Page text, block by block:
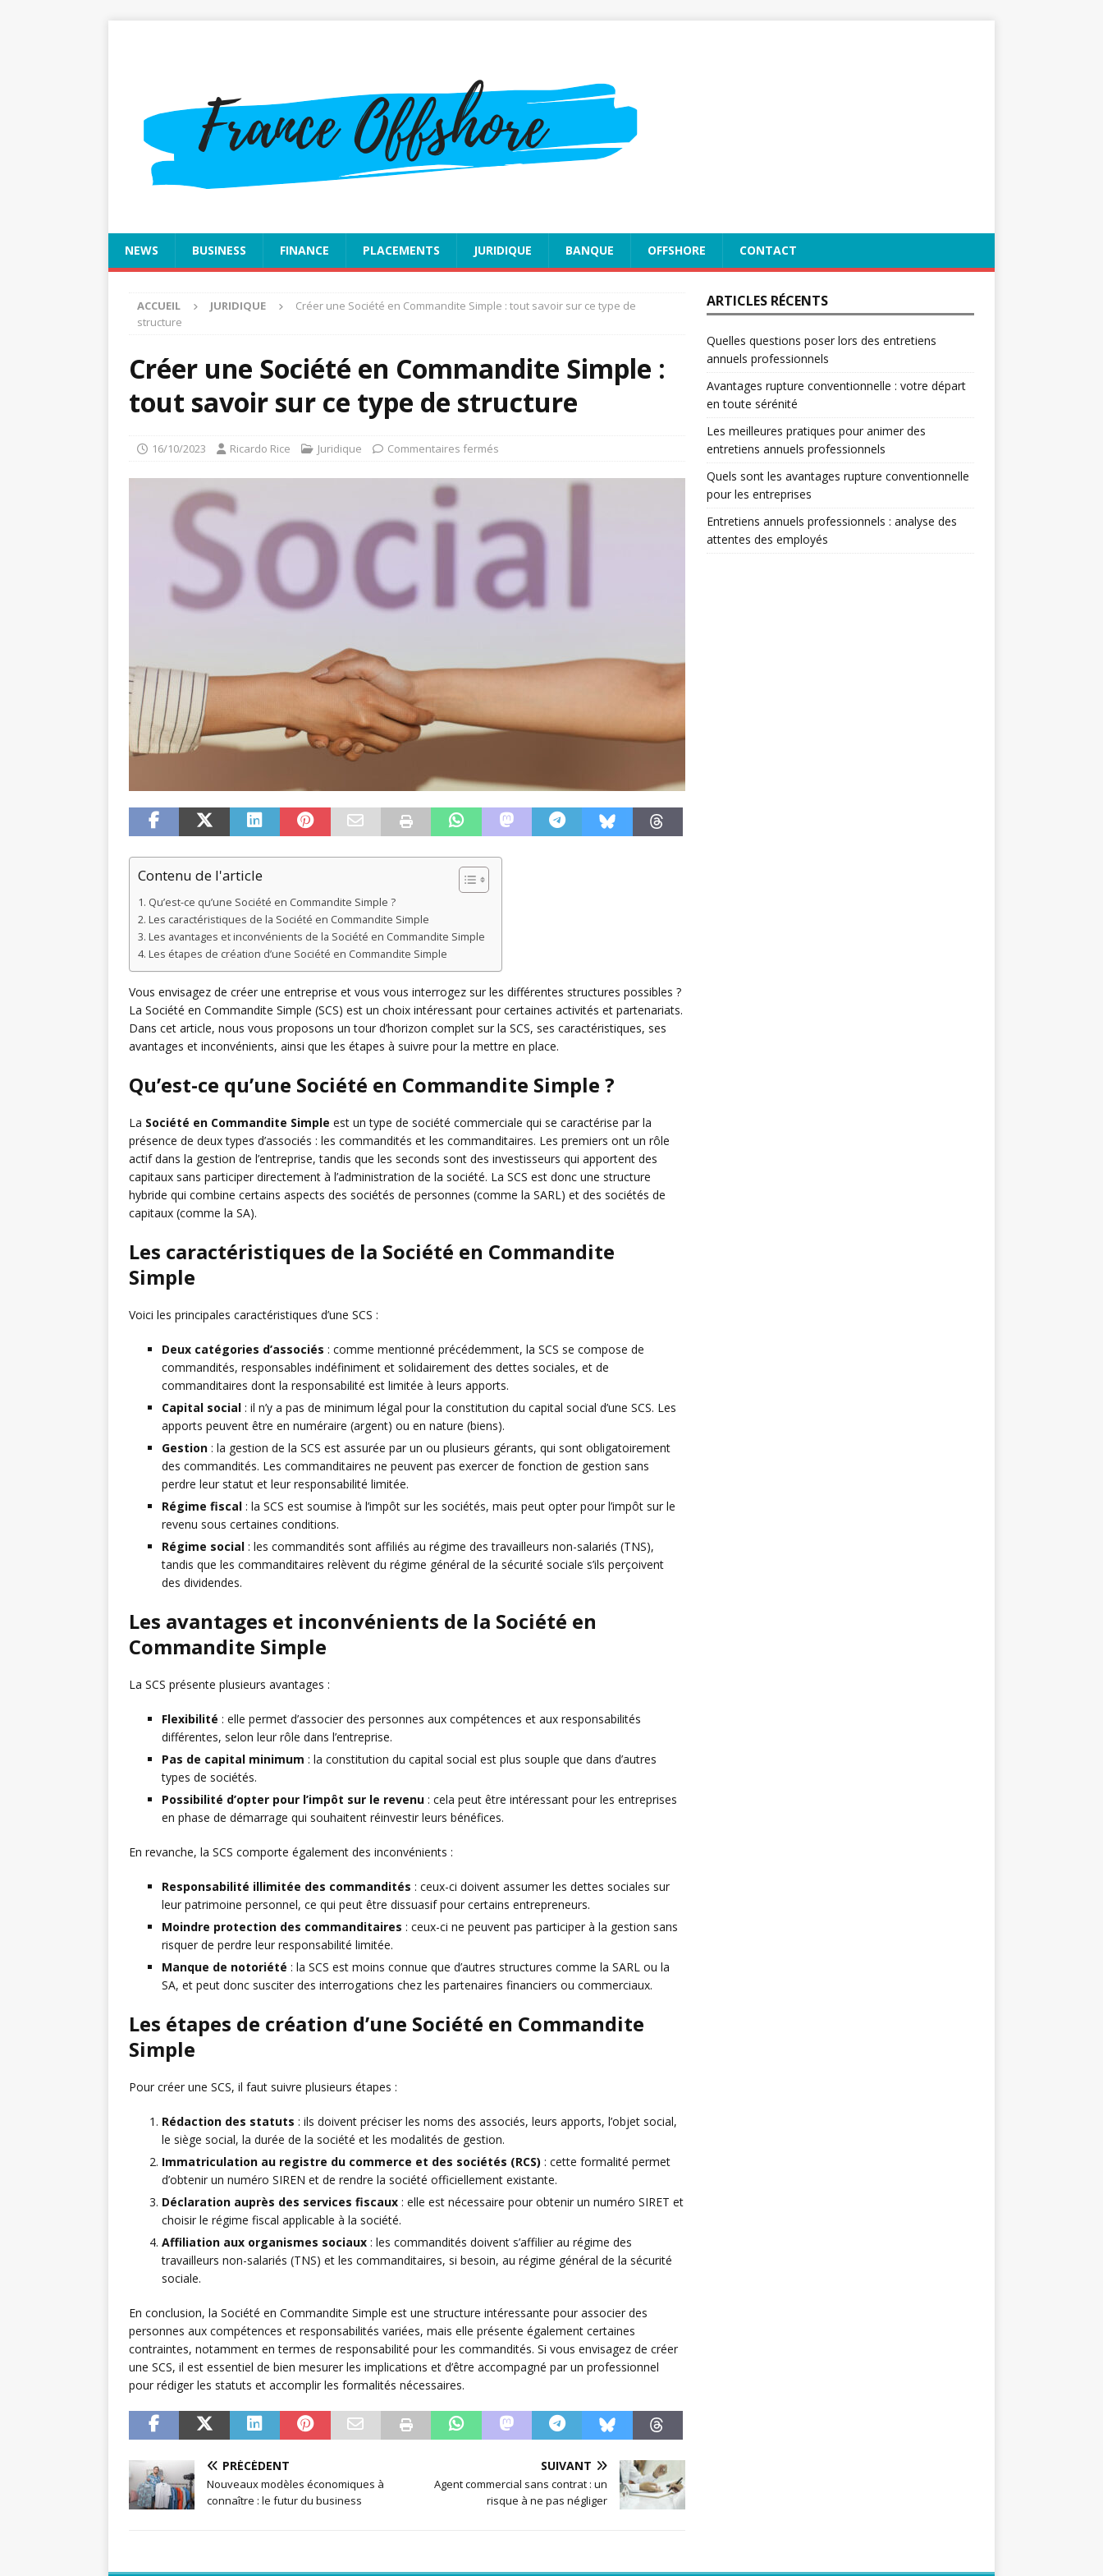
NEWS BUSINESS FINANCE PLACEMENTS JURIDIQUE BANQUE OFFSHORE CONTACT
ACCUEIL JURIDIQUE
Créer une Société en Commandite Simple : tout savoir sur ce type de
structure
Créer une Société en Commandite Simple :
tout savoir sur ce type de structure
16/10/2023 Ricardo Rice Juridique Commentaires fermés
Contenu de l'article
Qu’est-ce qu’une Société en Commandite Simple ?
Les caractéristiques de la Société en Commandite Simple
Les avantages et inconvénients de la Société en Commandite Simple
Les étapes de création d’une Société en Commandite Simple
Vous envisagez de créer une entreprise et vous vous interrogez sur les différentes structures possibles ?
La Société en Commandite Simple (SCS) est un choix intéressant pour certaines activités et partenariats.
Dans cet article, nous vous proposons un tour d’horizon complet sur la SCS, ses caractéristiques, ses
avantages et inconvénients, ainsi que les étapes à suivre pour la mettre en place.
Qu’est-ce qu’une Société en Commandite Simple ?
La Société en Commandite Simple est un type de société commerciale qui se caractérise par la
présence de deux types d’associés : les commandités et les commanditaires. Les premiers ont un rôle
actif dans la gestion de l’entreprise, tandis que les seconds sont des investisseurs qui apportent des
capitaux sans participer directement à l’administration de la société. La SCS est donc une structure
hybride qui combine certains aspects des sociétés de personnes (comme la SARL) et des sociétés de
capitaux (comme la SA).
Les caractéristiques de la Société en Commandite
Simple
Voici les principales caractéristiques d’une SCS :
Deux catégories d’associés : comme mentionné précédemment, la SCS se compose de
commandités, responsables indéfiniment et solidairement des dettes sociales, et de
commanditaires dont la responsabilité est limitée à leurs apports.
Capital social : il n’y a pas de minimum légal pour la constitution du capital social d’une SCS. Les
apports peuvent être en numéraire (argent) ou en nature (biens).
Gestion : la gestion de la SCS est assurée par un ou plusieurs gérants, qui sont obligatoirement
des commandités. Les commanditaires ne peuvent pas exercer de fonction de gestion sans
perdre leur statut et leur responsabilité limitée.
Régime fiscal : la SCS est soumise à l’impôt sur les sociétés, mais peut opter pour l’impôt sur le
revenu sous certaines conditions.
Régime social : les commandités sont affiliés au régime des travailleurs non-salariés (TNS),
tandis que les commanditaires relèvent du régime général de la sécurité sociale s’ils perçoivent
des dividendes.
Les avantages et inconvénients de la Société en
Commandite Simple
La SCS présente plusieurs avantages :
Flexibilité : elle permet d’associer des personnes aux compétences et aux responsabilités
différentes, selon leur rôle dans l’entreprise.
Pas de capital minimum : la constitution du capital social est plus souple que dans d’autres
types de sociétés.
Possibilité d’opter pour l’impôt sur le revenu : cela peut être intéressant pour les entreprises
en phase de démarrage qui souhaitent réinvestir leurs bénéfices.
En revanche, la SCS comporte également des inconvénients :
Responsabilité illimitée des commandités : ceux-ci doivent assumer les dettes sociales sur
leur patrimoine personnel, ce qui peut être dissuasif pour certains entrepreneurs.
Moindre protection des commanditaires : ceux-ci ne peuvent pas participer à la gestion sans
risquer de perdre leur responsabilité limitée.
Manque de notoriété : la SCS est moins connue que d’autres structures comme la SARL ou la
SA, et peut donc susciter des interrogations chez les partenaires financiers ou commerciaux.
Les étapes de création d’une Société en Commandite
Simple
Pour créer une SCS, il faut suivre plusieurs étapes :
Rédaction des statuts : ils doivent préciser les noms des associés, leurs apports, l’objet social,
le siège social, la durée de la société et les modalités de gestion.
Immatriculation au registre du commerce et des sociétés (RCS) : cette formalité permet
d’obtenir un numéro SIREN et de rendre la société officiellement existante.
Déclaration auprès des services fiscaux : elle est nécessaire pour obtenir un numéro SIRET et
choisir le régime fiscal applicable à la société.
Affiliation aux organismes sociaux : les commandités doivent s’affilier au régime des
travailleurs non-salariés (TNS) et les commanditaires, si besoin, au régime général de la sécurité
sociale.
En conclusion, la Société en Commandite Simple est une structure intéressante pour associer des
personnes aux compétences et responsabilités variées, mais elle présente également certaines
contraintes, notamment en termes de responsabilité pour les commandités. Si vous envisagez de créer
une SCS, il est essentiel de bien mesurer les implications et d’être accompagné par un professionnel
pour rédiger les statuts et accomplir les formalités nécessaires.
PRÉCÉDENT
Nouveaux modèles économiques à
connaître : le futur du business
SUIVANT
Agent commercial sans contrat : un
risque à ne pas négliger
ARTICLES RÉCENTS
Quelles questions poser lors des entretiens
annuels professionnels
Avantages rupture conventionnelle : votre départ
en toute sérénité
Les meilleures pratiques pour animer des
entretiens annuels professionnels
Quels sont les avantages rupture conventionnelle
pour les entreprises
Entretiens annuels professionnels : analyse des
attentes des employés